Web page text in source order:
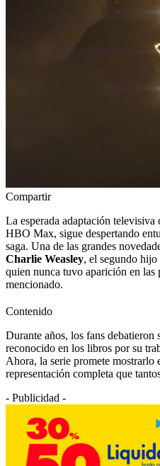
Compartir
La esperada adaptación televisiva
HBO Max, sigue despertando
saga. Una de las grandes
Charlie Weasley, el segundo
quien nunca tuvo aparición en las
mencionado.
Contenido
Durante años, los fans debatieron
reconocido en los libros por su
Ahora, la serie promete mostrarlo
representación completa que
- Publicidad -